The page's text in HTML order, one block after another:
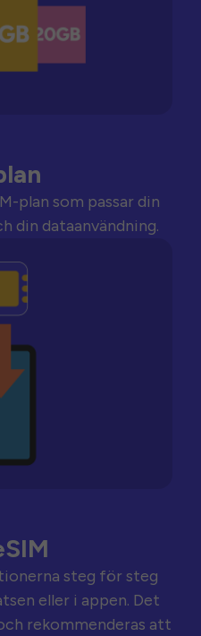
plan som passar din
din dataanvändning.
steg för steg
eller i appen. Det
rekommenderas att